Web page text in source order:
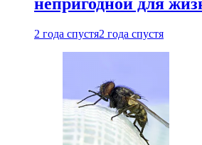
2 года спустя2 года спустя